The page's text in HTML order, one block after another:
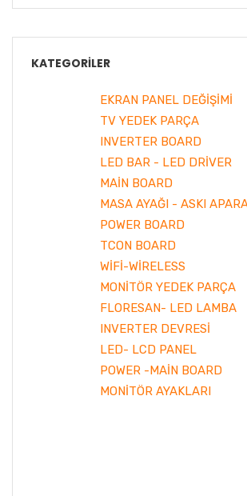
KATEGORILER
EKRAN PANEL DEĞİŞİMİ
TV YEDEK PARÇA
INVERTER BOARD
LED BAR - LED DRİVER
MAİN BOARD
MASA AYAĞI - ASKI
POWER BOARD
TCON BOARD
WİFİ-WİRELESS
MONİTÖR YEDEK PARÇA
FLORESAN- LED LAMBA
INVERTER DEVRESİ
LED- LCD PANEL
POWER -MAİN BOARD
MONİTÖR AYAKLARI